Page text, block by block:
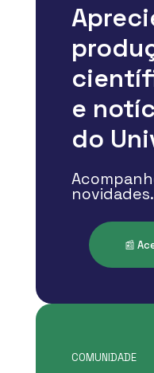
e
do
novidades.
📰
COMUNIDADE